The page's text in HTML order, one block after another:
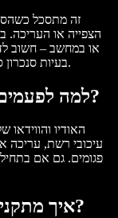
זה מתסכל
הצפייה או העריכה.
או במחשב – חשוב
בעיות סנכרון סאונד ווידאו במכשירים שונים בעזרת מגוון תוכנות.
למה לפעמים האודיו והווידאו יוצאים מסנכרון?
האודיו והווידאו
עיכובי רשת, עריכה
פגומים. גם אם
איך מתקנים בעיות סנכרון בין וידאו לסאונד?